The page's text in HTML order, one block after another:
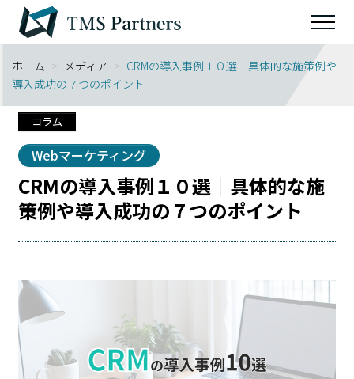
ホーム > メディア > CRMの導入事例１０選｜具体的な施策例や
導入成功の７つのポイント
コラム
Webマーケティング
CRMの導入事例１０選｜具体的な施
策例や導入成功の７つのポイント